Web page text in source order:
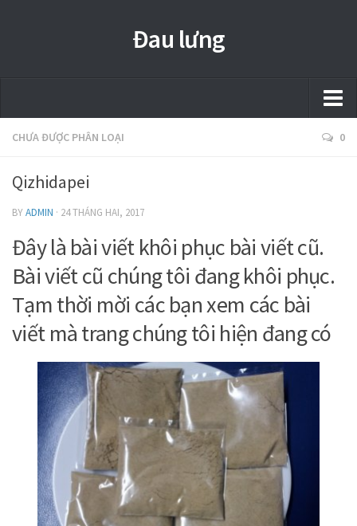
Đau lưng
Trang chủ
Jianfei
Health
Beauty
Baby
CHƯA ĐƯỢC PHÂN LOẠI 0
Qizhidapei
BYADMIN · 24 THÁNG HAI, 2017
Đây là bài viết khôi phục bài viết cũ.
Bài viết cũ chúng tôi đang khôi phục.
Tạm thời mời các bạn xem các bài
viết mà trang chúng tôi hiện đang có